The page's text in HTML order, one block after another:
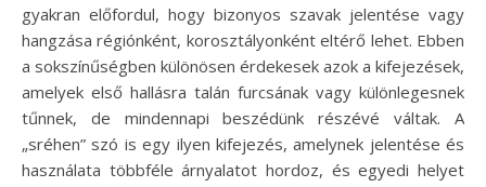
gyakran előfordul, hogy bizonyos szavak jelentése vagy
hangzása régiónként, korosztályonként eltérő lehet. Ebben
a sokszínűségben különösen érdekesek azok a kifejezések,
amelyek első hallásra talán furcsának vagy különlegesnek
tűnnek, de mindennapi beszédünk részévé váltak. A
„sréhen” szó is egy ilyen kifejezés, amelynek jelentése és
használata többféle árnyalatot hordoz, és egyedi helyet